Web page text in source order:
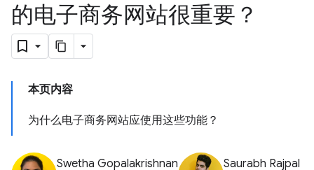
的电子商务网站很重要？
本页内容
为什么电子商务网站应使用这些功能？
Swetha Gopalakrishnan Saurabh Rajpal